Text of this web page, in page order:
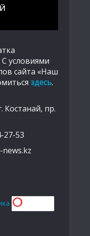
условиями
сайта «Наш
здесь.
Костанай, пр.
27-53